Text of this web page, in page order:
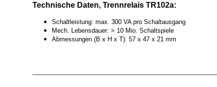
Technische Daten, Trennrelais TR102a:
Schaltleistung: max. 300 VA pro Schaltausgang
Mech. Lebensdauer: > 10 Mio. Schaltspiele
Abmessungen (B x H x T): 57 x 47 x 21 mm